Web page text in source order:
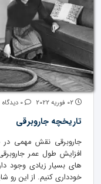
تاریخچه جاروبرقی
جاروبرقی نقش مهمی در
افزایش طول عمر
های بسیار زیادی وجود
خودداری کنیم. از این رو